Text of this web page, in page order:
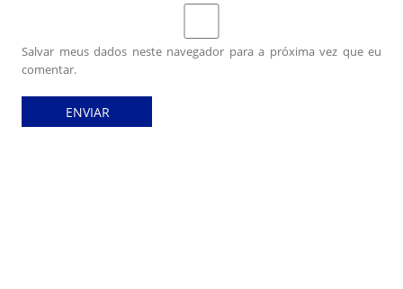
Salvar meus dados neste navegador para a próxima vez que eu
comentar.